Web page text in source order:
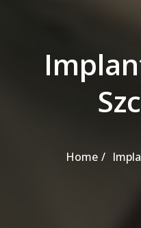
Home